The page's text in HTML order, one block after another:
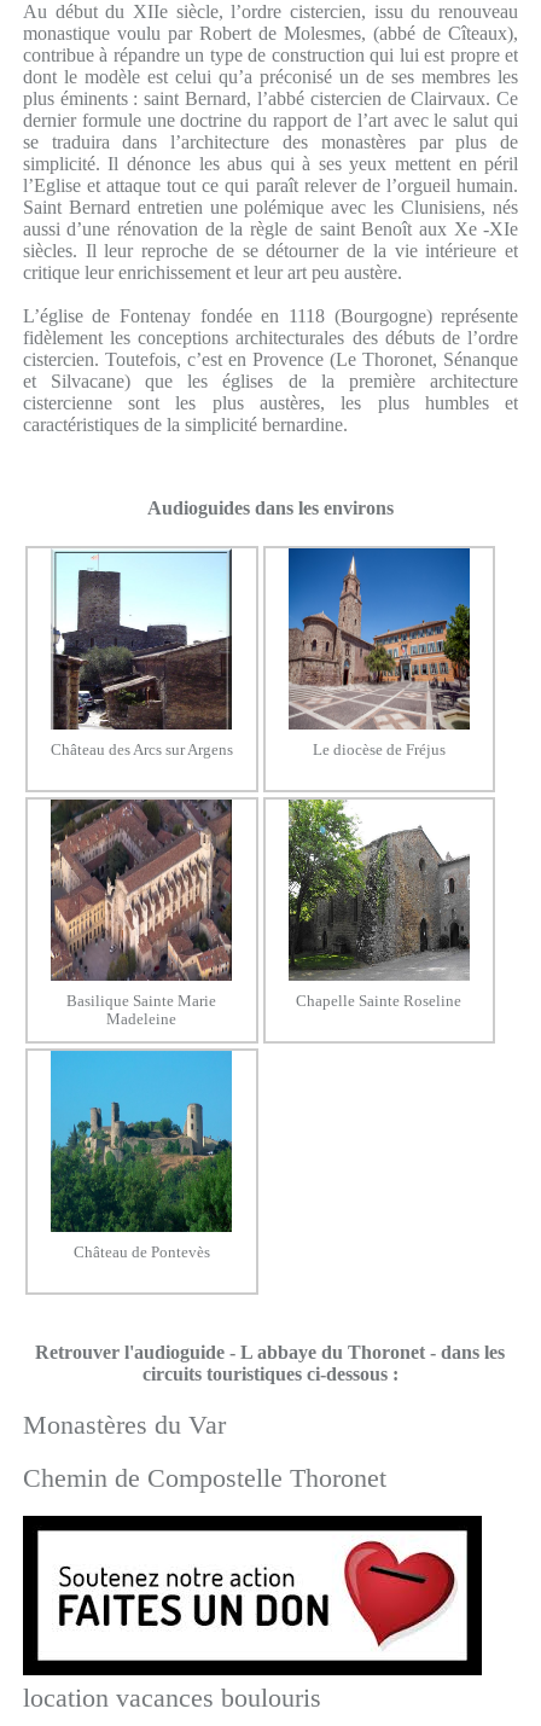
Au début du XIIe siècle, l’ordre cistercien, issu du renouveau
monastique voulu par Robert de Molesmes, (abbé de Cîteaux),
contribue à répandre un type de construction qui lui est propre et
dont le modèle est celui qu’a préconisé un de ses membres les
plus éminents : saint Bernard, l’abbé cistercien de Clairvaux. Ce
dernier formule une doctrine du rapport de l’art avec le salut qui
se traduira dans l’architecture des monastères par plus de
simplicité. Il dénonce les abus qui à ses yeux mettent en péril
l’Eglise et attaque tout ce qui paraît relever de l’orgueil humain.
Saint Bernard entretien une polémique avec les Clunisiens, nés
aussi d’une rénovation de la règle de saint Benoît aux Xe -XIe
siècles. Il leur reproche de se détourner de la vie intérieure et
critique leur enrichissement et leur art peu austère.
L’église de Fontenay fondée en 1118 (Bourgogne) représente
fidèlement les conceptions architecturales des débuts de l’ordre
cistercien. Toutefois, c’est en Provence (Le Thoronet, Sénanque
et Silvacane) que les églises de la première architecture
cistercienne sont les plus austères, les plus humbles et
caractéristiques de la simplicité bernardine.
Audioguides dans les environs
Château des Arcs sur Argens Le diocèse de Fréjus
Basilique Sainte Marie
Madeleine
Chapelle Sainte Roseline
Château de Pontevès
Retrouver l'audioguide - L abbaye du Thoronet - dans les
circuits touristiques ci-dessous :
Monastères du Var
Chemin de Compostelle Thoronet
location vacances boulouris